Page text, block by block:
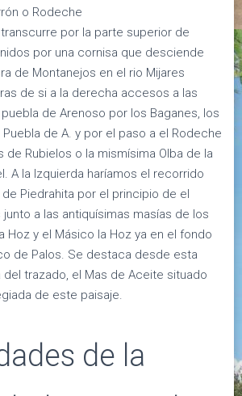
o Rodeche
por la parte superior de
por una cornisa que desciende
de Montanejos en el rio Mijares
de si a la derecha accesos a las
de Arenoso por los Baganes, los
de A. y por el paso a el Rodeche
Rubielos o la mismísima Olba de la
A la Izquierda haríamos el recorrido
Piedrahita por el principio de el
a las antiquísimas masías de los
Hoz y el Másico la Hoz ya en el fondo
de Palos. Se destaca desde esta
trazado, el Mas de Aceite situado
de este paisaje.
de la